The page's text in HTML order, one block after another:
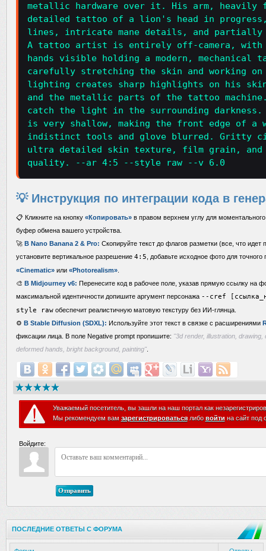
metallic hardware over it. His arm, heavily
detailed tattoo of a lion's head in
lines, intricate mane details, and
A tattoo artist is entirely off-camera, with
hands visible holding a modern, mechanical
carefully stretching the skin and working on
lighting creates sharp highlights on his
and the metallic parts of the tattoo
catch the light in the surrounding
is very shallow, making the front edge of a
indistinct tools and glove blurred. Gritty
ultra detailed skin texture, film grain, and
quality. --ar 4:5 --style raw --v 6.0
💡 Инструкция по интеграции кода в
📋 Кликните на кнопку «Копировать» в правом верхнем углу для
буфер обмена вашего устройства.
🚀 В Nano Banana 2 & Pro: Скопируйте текст до флагов разметки (все, что
установите вертикальное разрешение 4:5 , добавьте исходное фото для
«Cinematic» или «Photorealism»
🎨 В Midjourney v6: Перенесите код в рабочее поле, указав прямую ссылку на
максимальной идентичности допишите аргумент персонажа --cref
style raw обеспечит реалистичную матовую текстуру без ИИ-глянца.
⚙️ В Stable Diffusion (SDXL): Используйте этот текст в связке с расширениями
фиксации лица. В поле Negative prompt пропишите: "3d render, illustration,
deformed hands, bright background, painting"
Уважаемый посетитель, вы зашли на наш портал как
Мы рекомендуем вам зарегистрироватьсялибо войти на сайт под
Войдите:
Отправить
ПОСЛЕДНИЕ ОТВЕТЫ С ФОРУМА